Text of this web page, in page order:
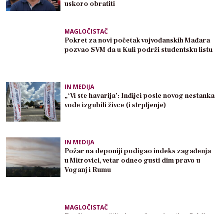
uskoro obratiti
MAGLOČISTAČ
Pokret za novi početak vojvođanskih Mađara
pozvao SVM da u Kuli podrži studentsku listu
IN MEDIJA
„‘Vi ste havarija’: Inđijci posle novog nestanka
vode izgubili živce (i strpljenje)
IN MEDIJA
Požar na deponiji podigao indeks zagađenja
u Mitrovici, vetar odneo gusti dim pravo u
Voganj i Rumu
MAGLOČISTAČ